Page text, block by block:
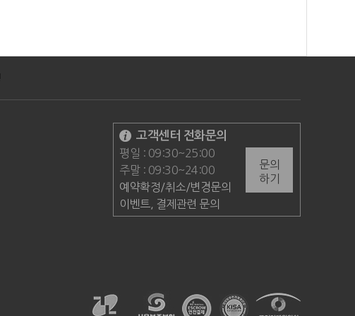
고객센터 전화문의
평일 : 09:30~25:00
주말 : 09:30~24:00
예약확정/취소/변경문의
이벤트, 결제관련 문의
문의
하기